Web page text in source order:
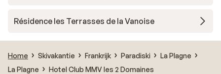
Résidence les Terrasses de la Vanoise
Home Skivakantie Frankrijk Paradiski
La Plagne
La Plagne
Hotel Club MMV les 2 Domaines